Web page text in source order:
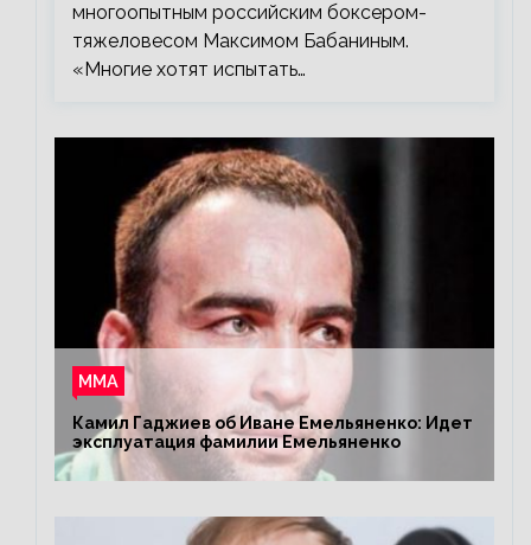
многоопытным российским боксером-
тяжеловесом Максимом Бабаниным.
«Многие хотят испытать…
ММА
Камил Гаджиев об Иване Емельяненко: Идет
эксплуатация фамилии Емельяненко